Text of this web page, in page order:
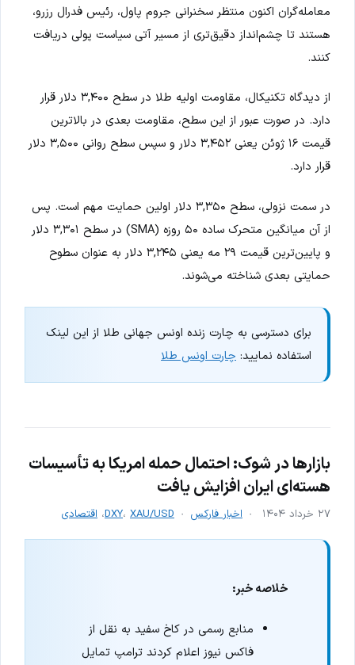
معامله‌گران اکنون منتظر سخنرانی جروم پاول، رئیس فدرال رزرو،
هستند تا چشم‌انداز دقیق‌تری از مسیر آتی سیاست پولی دریافت
کنند.
از دیدگاه تکنیکال، مقاومت اولیه طلا در سطح ۳,۴۰۰ دلار قرار
دارد. در صورت عبور از این سطح، مقاومت بعدی در بالاترین
قیمت ۱۶ ژوئن یعنی ۳,۴۵۲ دلار و سپس سطح روانی ۳,۵۰۰ دلار
قرار دارد.
در سمت نزولی، سطح ۳,۳۵۰ دلار اولین حمایت مهم است. پس
از آن میانگین متحرک ساده ۵۰ روزه (SMA) در سطح ۳,۳۰۱ دلار
و پایین‌ترین قیمت ۲۹ مه یعنی ۳,۲۴۵ دلار به عنوان سطوح
حمایتی بعدی شناخته می‌شوند.
برای دسترسی به چارت زنده اونس جهانی طلا از این لینک
استفاده نمایید: چارت اونس طلا
بازارها در شوک: احتمال حمله امریکا به تأسیسات
هسته‌ای ایران افزایش یافت
۲۷ خرداد ۱۴۰۴ اخبار فارکس DXY، XAU/USD ، اقتصادی
خلاصه خبر:
منابع رسمی در کاخ سفید به نقل از
فاکس نیوز اعلام کردند ترامپ تمایل